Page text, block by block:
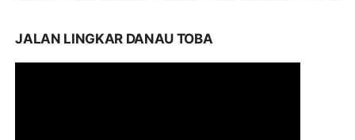
JALAN LINGKAR DANAU TOBA